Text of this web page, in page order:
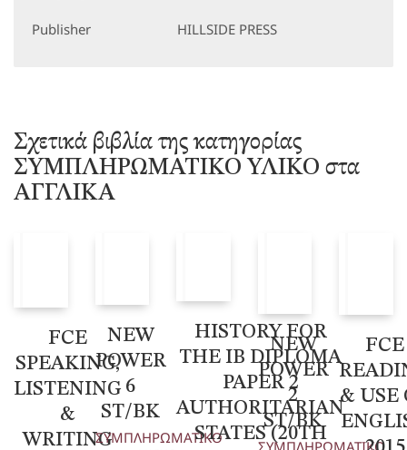
Publisher HILLSIDE PRESS
Σχετικά βιβλία της κατηγορίας
ΣΥΜΠΛΗΡΩΜΑΤΙΚΟ ΥΛΙΚΟ στα
ΑΓΓΛΙΚΑ
FCE
SPEAKING,
LISTENING
&
WRITING
NEW
POWER
6
ST/BK
ΣΥΜΠΛΗΡΩΜΑΤΙΚΟ
HISTORY FOR
THE IB DIPLOMA
PAPER 2
AUTHORITARIAN
STATES (20TH
NEW
POWER
2
ST/BK
ΣΥΜΠΛΗΡΩΜΑΤΙΚΟ
FCE
& USE